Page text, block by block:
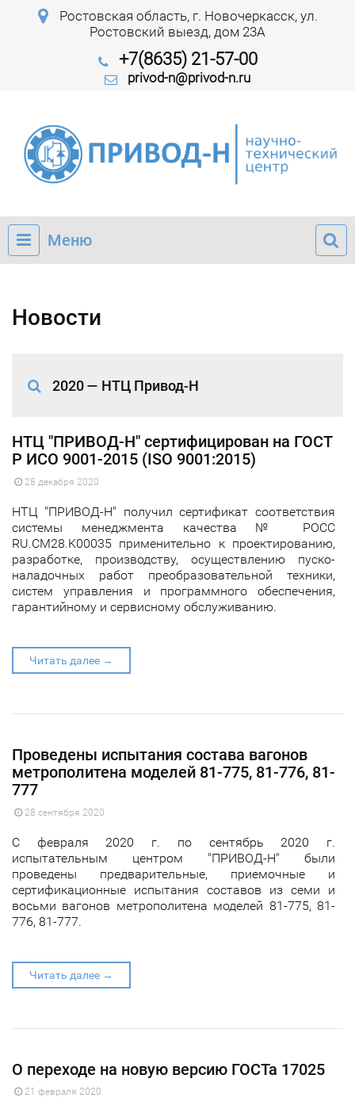
Ростовская область, г. Новочеркасск, ул.
Ростовский выезд, дом 23А
+7(8635) 21-57-00
privod-n@privod-n.ru
Меню
Новости
2020 — НТЦ Привод-Н
НТЦ "ПРИВОД-Н" сертифицирован на ГОСТ
Р ИСО 9001-2015 (ISO 9001:2015)
28 декабря 2020
НТЦ "ПРИВОД-Н" получил сертификат соответствия
системы менеджмента качества № РОСС
RU.CM28.K00035 применительно к проектированию,
разработке, производству, осуществлению пуско-
наладочных работ преобразовательной техники,
систем управления и программного обеспечения,
гарантийному и сервисному обслуживанию.
Читать далее →
Проведены испытания состава вагонов
метрополитена моделей 81-775, 81-776, 81-
777
28 сентября 2020
С февраля 2020 г. по сентябрь 2020 г.
испытательным центром "ПРИВОД-Н" были
проведены предварительные, приемочные и
сертификационные испытания составов из семи и
восьми вагонов метрополитена моделей 81-775, 81-
776, 81-777.
Читать далее →
О переходе на новую версию ГОСТа 17025
21 февраля 2020